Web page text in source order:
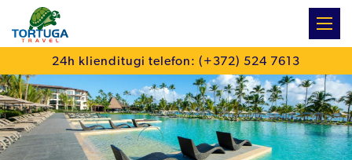
24h klienditugi telefon: (+372) 524 7613